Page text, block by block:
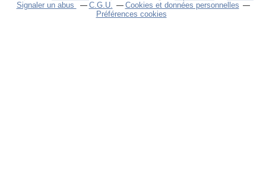
Signaler un abus
C.G.U.
Cookies et données personnelles
Préférences cookies